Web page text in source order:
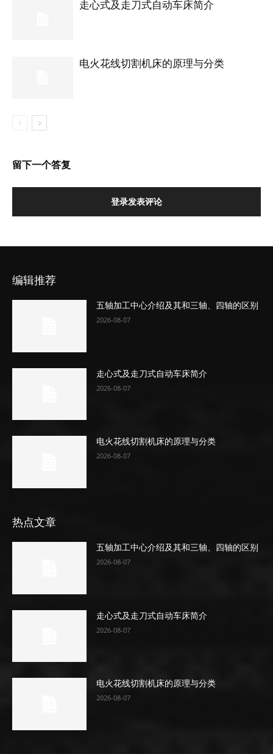
走心式及走刀式自动车床简介
电火花线切割机床的原理与分类
留下一个答复
登录发表评论
编辑推荐
五轴加工中心介绍及其和三轴、四轴的区别
2026-08-07
走心式及走刀式自动车床简介
2026-08-07
电火花线切割机床的原理与分类
2026-08-07
热点文章
五轴加工中心介绍及其和三轴、四轴的区别
2026-08-07
走心式及走刀式自动车床简介
2026-08-07
电火花线切割机床的原理与分类
2026-08-07